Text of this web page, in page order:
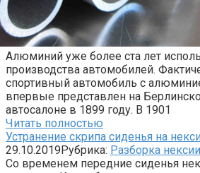
Алюминий уже более ста лет
производства автомобилей.
спортивный автомобиль с
впервые представлен на
автосалоне в 1899 году. В 1901
Читать полностью
Устранение скрипа сиденья на
29.10.2019Рубрика: Разборка нексии
Со временем передние сиденья